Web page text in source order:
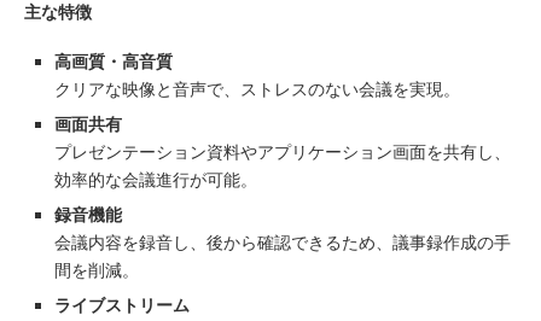
主な特徴
高画質・高音質
クリアな映像と音声で、ストレスのない会議を実現。
画面共有
プレゼンテーション資料やアプリケーション画面を共有し、
効率的な会議進行が可能。
録音機能
会議内容を録音し、後から確認できるため、議事録作成の手
間を削減。
ライブストリーム